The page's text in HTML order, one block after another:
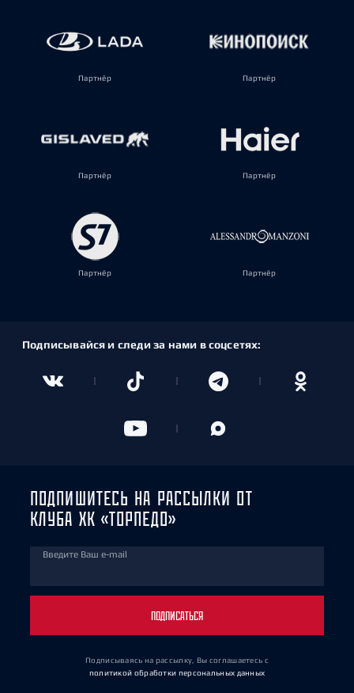
Партнёр Партнёр
Партнёр Партнёр
Партнёр Партнёр
Подписывайся и следи за нами в соцсетях:
ПОДПИШИТЕСЬ НА РАССЫЛКИ ОТ
КЛУБА ХК «ТОРПЕДО»
Введите Ваш e-mail
ПОДПИСАТЬСЯ
Подписываясь на рассылку, Вы соглашаетесь с
политикой обработки персональных данных